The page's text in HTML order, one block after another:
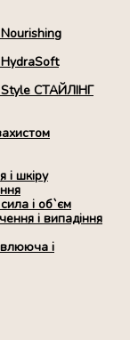
Style СТАЙЛІНГ
і шкіру
і об`єм
і випадіння
і